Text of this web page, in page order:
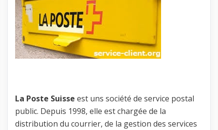
La Poste Suisse est uns société de service postal
public. Depuis 1998, elle est chargée de la
distribution du courrier, de la gestion des services